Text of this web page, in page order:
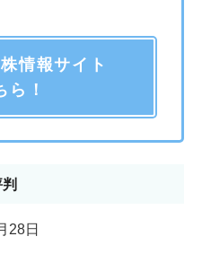
情報サイト
ら！
28日